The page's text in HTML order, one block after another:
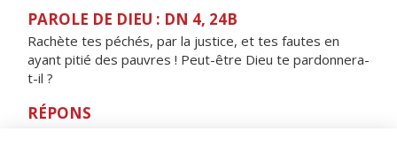
PAROLE DE DIEU : DN 4, 24B
Rachète tes péchés, par la justice, et tes fautes en
ayant pitié des pauvres ! Peut-être Dieu te pardonnera-
t-il ?
RÉPONS